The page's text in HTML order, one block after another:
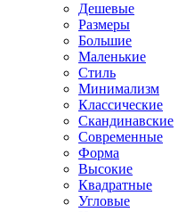
Дешевые
Размеры
Большие
Маленькие
Стиль
Минимализм
Классические
Скандинавские
Современные
Форма
Высокие
Квадратные
Угловые